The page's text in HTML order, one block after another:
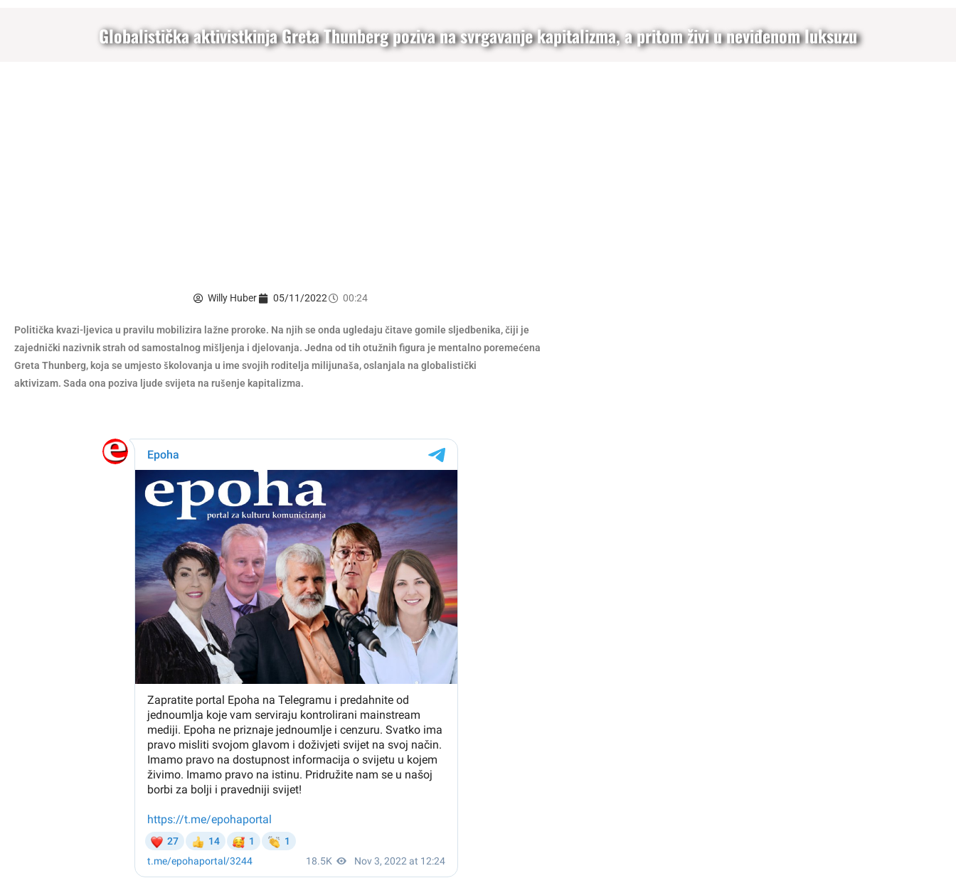
Globalistička aktivistkinja Greta Thunberg poziva na svrgavanje kapitalizma, a pritom živi u neviđenom luksuzu
Willy Huber 05/11/2022 00:24
Politička kvazi-ljevica u pravilu mobilizira lažne proroke. Na njih se onda ugledaju čitave gomile sljedbenika, čiji je
zajednički nazivnik strah od samostalnog mišljenja i djelovanja. Jedna od tih otužnih figura je mentalno poremećena
Greta Thunberg, koja se umjesto školovanja u ime svojih roditelja milijunaša, oslanjala na globalistički
aktivizam. Sada ona poziva ljude svijeta na rušenje kapitalizma.